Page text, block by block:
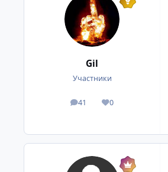
Gil
Участники
41
посты 0
Репутация